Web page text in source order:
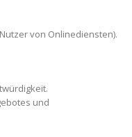
von Onlinediensten).
und